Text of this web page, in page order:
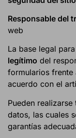
Responsable del
web
La base legal
legítimo del
formularios frente
acuerdo con el
Pueden
datos, las cuales
garantías